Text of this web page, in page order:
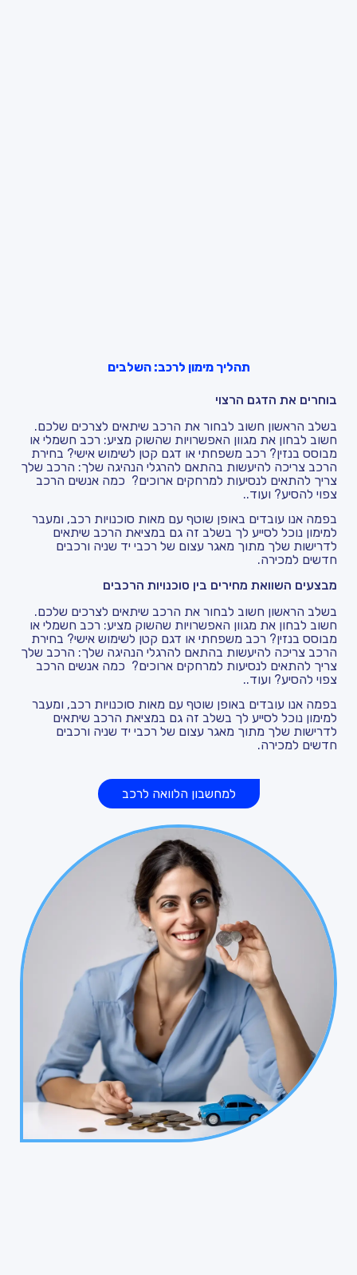
תהליך מימון לרכב: השלבים
בוחרים את הדגם הרצוי
בשלב הראשון חשוב לבחור את הרכב שיתאים לצרכים שלכם.
חשוב לבחון את מגוון האפשרויות שהשוק מציע: רכב חשמלי או
מבוסס בנזין? רכב משפחתי או דגם קטן לשימוש אישי? בחירת
הרכב צריכה להיעשות בהתאם להרגלי הנהיגה שלך: הרכב שלך
צריך להתאים לנסיעות למרחקים ארוכים? כמה אנשים הרכב
צפוי להסיע? ועוד..
בפמה אנו עובדים באופן שוטף עם מאות סוכנויות רכב, ומעבר
למימון נוכל לסייע לך בשלב זה גם במציאת הרכב שיתאים
לדרישות שלך מתוך מאגר עצום של רכבי יד שניה ורכבים
חדשים למכירה.
מבצעים השוואת מחירים בין סוכנויות הרכבים
בשלב הראשון חשוב לבחור את הרכב שיתאים לצרכים שלכם.
חשוב לבחון את מגוון האפשרויות שהשוק מציע: רכב חשמלי או
מבוסס בנזין? רכב משפחתי או דגם קטן לשימוש אישי? בחירת
הרכב צריכה להיעשות בהתאם להרגלי הנהיגה שלך: הרכב שלך
צריך להתאים לנסיעות למרחקים ארוכים? כמה אנשים הרכב
צפוי להסיע? ועוד..
בפמה אנו עובדים באופן שוטף עם מאות סוכנויות רכב, ומעבר
למימון נוכל לסייע לך בשלב זה גם במציאת הרכב שיתאים
לדרישות שלך מתוך מאגר עצום של רכבי יד שניה ורכבים
חדשים למכירה.
למחשבון הלוואה לרכב